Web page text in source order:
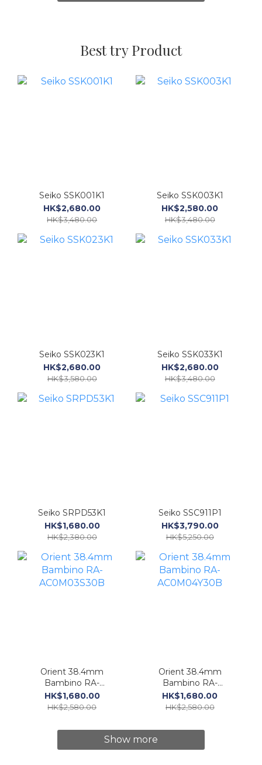
Best try Product
Seiko SSK001K1
HK$2,680.00
HK$3,480.00
Seiko SSK003K1
HK$2,580.00
HK$3,480.00
Seiko SSK023K1
HK$2,680.00
HK$3,580.00
Seiko SSK033K1
HK$2,680.00
HK$3,480.00
Seiko SRPD53K1
HK$1,680.00
HK$2,380.00
Seiko SSC911P1
HK$3,790.00
HK$5,250.00
Orient 38.4mm
Bambino RA-
AC0M03S30B
HK$1,680.00
HK$2,580.00
Orient 38.4mm
Bambino RA-
AC0M04Y30B
HK$1,680.00
HK$2,580.00
Show more